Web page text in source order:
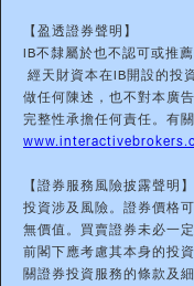
【盈透證券聲明】
IB不隸屬於也不認可或推
經天財資本在IB開設的投
做任何陳述，也不對本廣
完整性承擔任何責任。有
【證券服務風險披露聲明】
投資涉及風險。證券價格
無價值。買賣證券未必一
前閣下應考慮其本身的投
關證券投資服務的條款及